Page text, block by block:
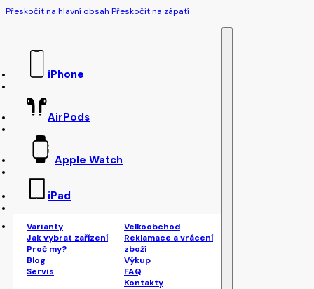
Přeskočit na hlavní obsah Přeskočit na zápatí
iPhone
AirPods
Apple Watch
iPad
Varianty
Jak vybrat zařízení
Proč my?
Blog
Servis
Velkoobchod
Reklamace a vrácení
zboží
Výkup
FAQ
Kontakty